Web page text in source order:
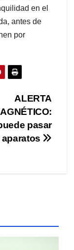
en el
antes de
por
ALERTA
pasar